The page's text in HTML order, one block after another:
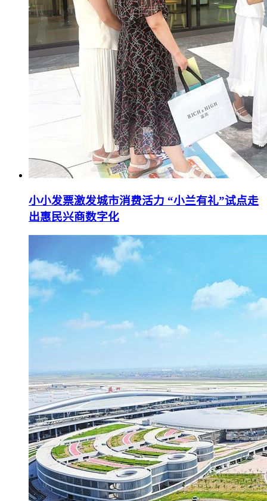
小小发票激发城市消费活力 “小兰有礼”试点走
出惠民兴商数字化